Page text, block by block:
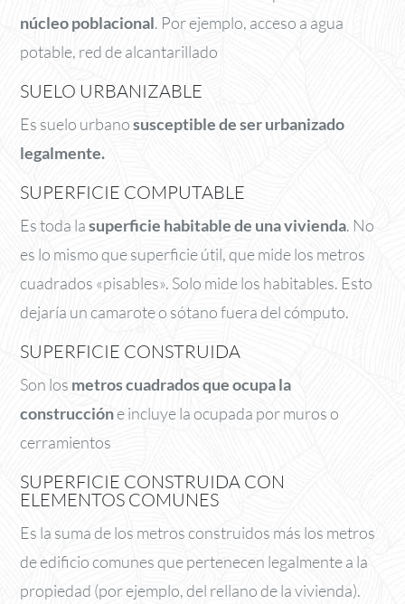
núcleo poblacional. Por ejemplo, acceso a agua
potable, red de alcantarillado
SUELO URBANIZABLE
Es suelo urbanosusceptible de ser urbanizado
legalmente.
SUPERFICIE COMPUTABLE
Es toda lasuperficie habitable de una vivienda. No
es lo mismo que superficie útil, que mide los metros
cuadrados «pisables». Solo mide los habitables. Esto
dejaría un camarote o sótano fuera del cómputo.
SUPERFICIE CONSTRUIDA
Son los metros cuadrados que ocupa la
construccióne incluye la ocupada por muros o
cerramientos
SUPERFICIE CONSTRUIDA CON
ELEMENTOS COMUNES
Es la suma de los metros construidos más los metros
de edificio comunes que pertenecen legalmente a la
propiedad (por ejemplo, del rellano de la vivienda).